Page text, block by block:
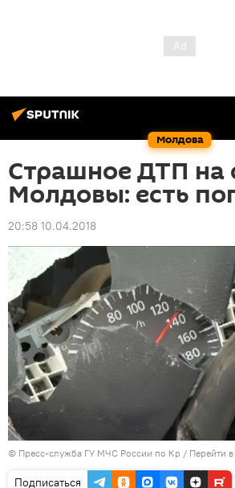
Молдова
Страшное ДТП на
Молдовы: есть
20:58 10.04.2018
© Пресс-служба ГУ МЧС России по Кр / Перейти
Подписаться